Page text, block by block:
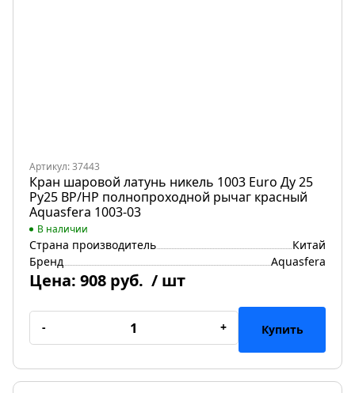
Артикул: 37443
Кран шаровой латунь никель 1003 Euro Ду 25
Ру25 ВР/НР полнопроходной рычаг красный
Aquasfera 1003-03
В наличии
Страна производитель
Китай
Бренд
Aquasfera
Цена: 908 руб. / шт
- + Купить